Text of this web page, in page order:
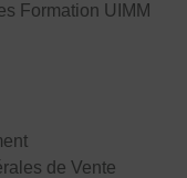
Formation UIMM
de Vente